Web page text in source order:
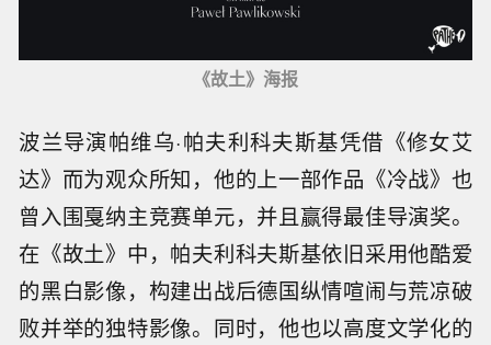
《故土》海报
波兰导演帕维乌·帕夫利科夫斯基凭借《修女艾
达》而为观众所知，他的上一部作品《冷战》也
曾入围戛纳主竞赛单元，并且赢得最佳导演奖。
在《故土》中，帕夫利科夫斯基依旧采用他酷爱
的黑白影像，构建出战后德国纵情喧闹与荒凉破
败并举的独特影像。同时，他也以高度文学化的